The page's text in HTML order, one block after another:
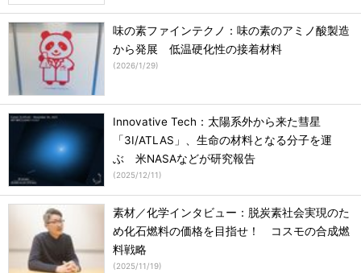
味の素ファインテクノ：味の素のアミノ酸製造
から発展 低温硬化性の接着材料
(2026/1/29)
Innovative Tech：太陽系外から来た彗星
「3I/ATLAS」、生命の材料となる分子を運
ぶ 米NASAなどが研究報告
(2025/12/11)
素材／化学インタビュー：脱炭素社会実現のた
め化石燃料の価格を目指せ！ コスモの合成燃
料戦略
(2025/11/19)